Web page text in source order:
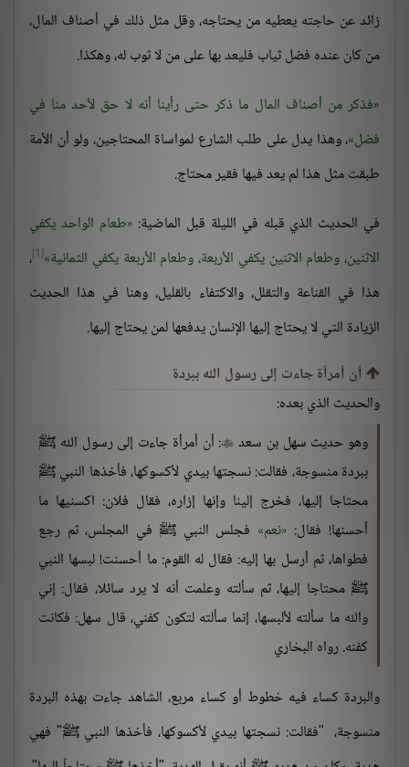
زائد عن حاجته يعطيه من يحتاجه، وقل مثل ذلك في أصناف المال،
من كان عنده فضل ثياب فليعد بها على من لا ثوب له، وهكذا.
فذكر من أصناف المال ما ذكر حتى رأينا أنه لا حق لأحد منا في
فضل ، وهذا يدل على طلب الشارع لمواساة المحتاجين، ولو أن الأمة
طبقت مثل هذا لم يعد فيها فقير محتاج.
في الحديث الذي قبله في الليلة قبل الماضية: طعام الواحد يكفي
الاثنين، وطعام الاثنين يكفي الأربعة، وطعام الأربعة يكفي الثمانية [1] ،
هذا في القناعة والتقلل، والاكتفاء بالقليل، وهنا في هذا الحديث
الزيادة التي لا يحتاج إليها الإنسان يدفعها لمن يحتاج إليها.
أن أمرأة جاءت إلى رسول الله ببردة
والحديث الذي بعده:
وهو حديث سهل بن سعد : أن أمرأة جاءت إلى رسول الله ﷺ
ببردة منسوجة، فقالت: نسجتها بيدي لأكسوكها، فأخذها النبي ﷺ
محتاجا إليها، فخرج إلينا وإنها إزاره، فقال فلان: اكسنيها ما
أحسنها! فقال: نعم
فجلس النبي ﷺ في المجلس، ثم رجع
فطواها، ثم أرسل بها إليه: فقال له القوم: ما أحسنت! لبسها النبي
ﷺ محتاجا إليها، ثم سألته وعلمت أنه لا يرد سائلا، فقال: إني
والله ما سألته لألبسها، إنما سألته لتكون كفني، قال سهل: فكانت
كفنه. رواه البخاري
والبردة كساء فيه خطوط أو كساء مربع، الشاهد جاءت بهذه البردة
منسوجة، "فقالت: نسجتها بيدي لأكسوكها، فأخذها النبي ﷺ" فهي